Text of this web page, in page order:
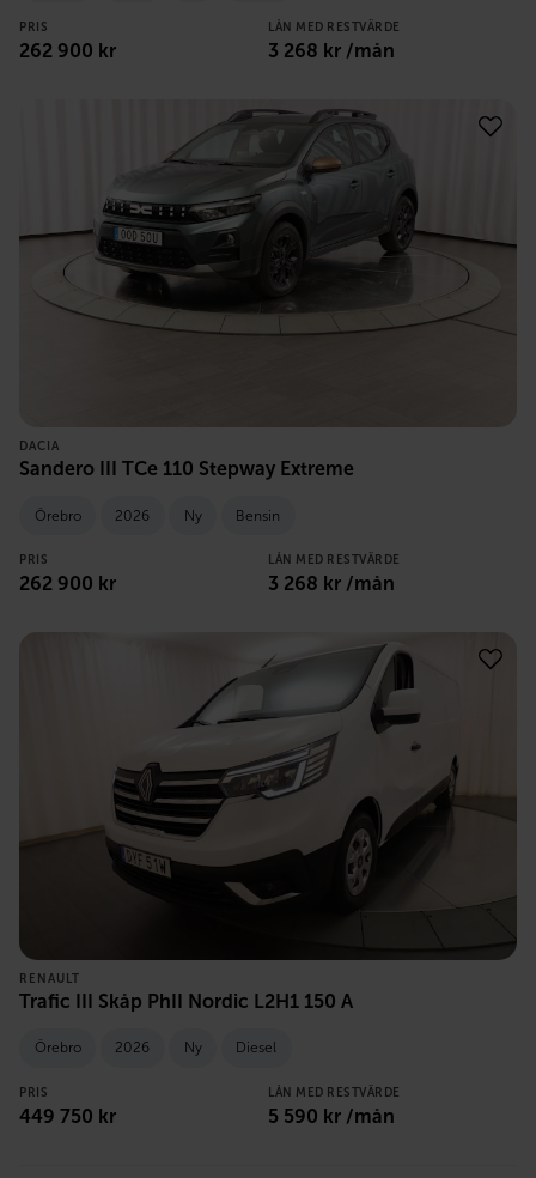
PRIS
262 900 kr
LÅN MED RESTVÄRDE
3 268 kr /mån
DACIA
Sandero III TCe 110 Stepway Extreme
Örebro 2026 Ny Bensin
PRIS
262 900 kr
LÅN MED RESTVÄRDE
3 268 kr /mån
RENAULT
Trafic III Skåp PhII Nordic L2H1 150 A
Örebro 2026 Ny Diesel
PRIS
449 750 kr
LÅN MED RESTVÄRDE
5 590 kr /mån